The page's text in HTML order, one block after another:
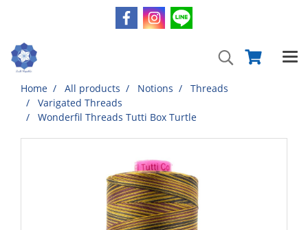
Home All products Notions
Threads
Varigated Threads
Wonderfil Threads Tutti Box Turtle